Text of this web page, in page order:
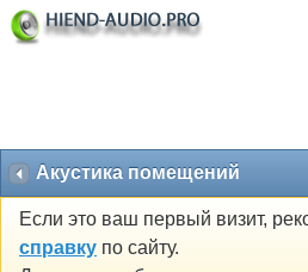
Акустика помещений
Если это ваш первый визит,
справку по сайту.